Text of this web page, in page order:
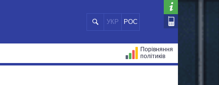
УКР РОС
Порівняння
політиків